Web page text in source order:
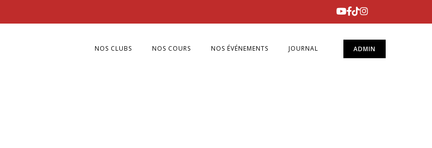
ADMIN
NOS CLUBS NOS COURS NOS ÉVÉNEMENTS JOURNAL